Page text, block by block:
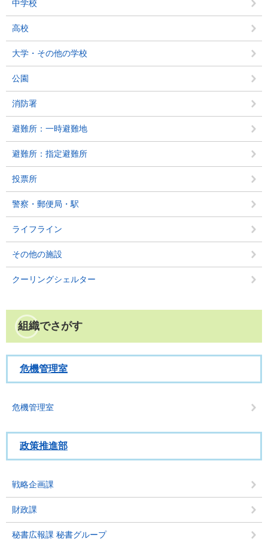
中学校
高校
大学・その他の学校
公園
消防署
避難所：一時避難地
避難所：指定避難所
投票所
警察・郵便局・駅
ライフライン
その他の施設
クーリングシェルター
組織でさがす
危機管理室
危機管理室
政策推進部
戦略企画課
財政課
秘書広報課 秘書グループ